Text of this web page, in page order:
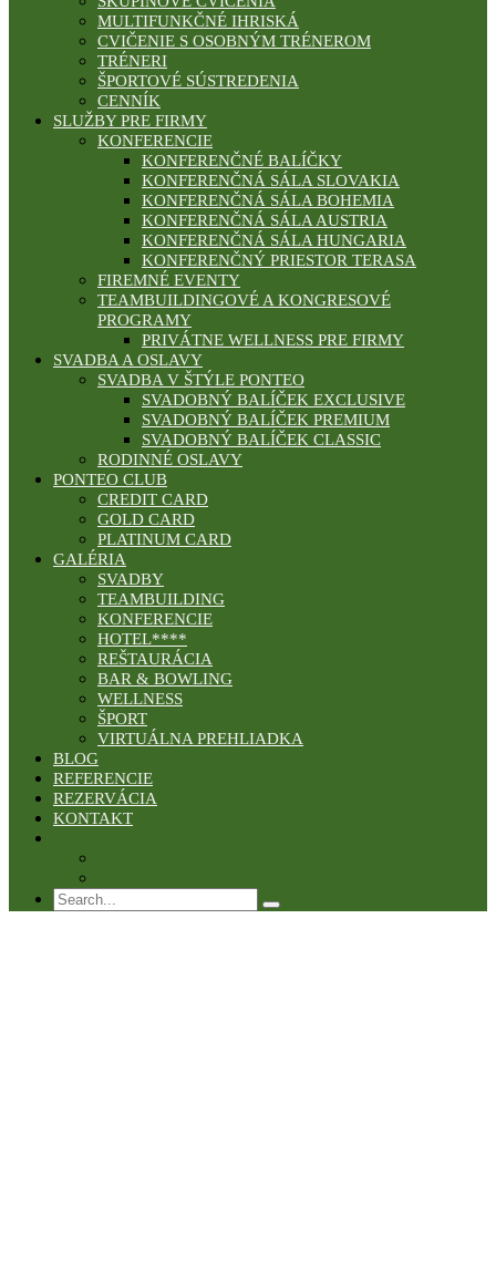
MULTIFUNKČNÉ IHRISKÁ
CVIČENIE S OSOBNÝM TRÉNEROM
TRÉNERI
ŠPORTOVÉ SÚSTREDENIA
CENNÍK
SLUŽBY PRE FIRMY
KONFERENCIE
KONFERENČNÉ BALÍČKY
KONFERENČNÁ SÁLA SLOVAKIA
KONFERENČNÁ SÁLA BOHEMIA
KONFERENČNÁ SÁLA AUSTRIA
KONFERENČNÁ SÁLA HUNGARIA
KONFERENČNÝ PRIESTOR TERASA
FIREMNÉ EVENTY
TEAMBUILDINGOVÉ A KONGRESOVÉ
PROGRAMY
PRIVÁTNE WELLNESS PRE FIRMY
SVADBA A OSLAVY
SVADBA V ŠTÝLE PONTEO
SVADOBNÝ BALÍČEK EXCLUSIVE
SVADOBNÝ BALÍČEK PREMIUM
SVADOBNÝ BALÍČEK CLASSIC
RODINNÉ OSLAVY
PONTEO CLUB
CREDIT CARD
GOLD CARD
PLATINUM CARD
GALÉRIA
SVADBY
TEAMBUILDING
KONFERENCIE
HOTEL****
REŠTAURÁCIA
BAR & BOWLING
WELLNESS
ŠPORT
VIRTUÁLNA PREHLIADKA
BLOG
REFERENCIE
REZERVÁCIA
KONTAKT